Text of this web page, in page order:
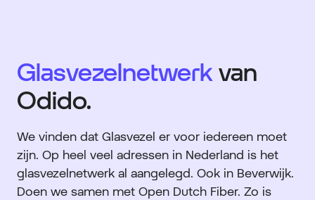
Glasvezelnetwerkvan
Odido.
We vinden dat Glasvezel er voor iedereen moet
zijn. Op heel veel adressen in Nederland is het
glasvezelnetwerk al aangelegd. Ook in Beverwijk.
Doen we samen met Open Dutch Fiber. Zo is